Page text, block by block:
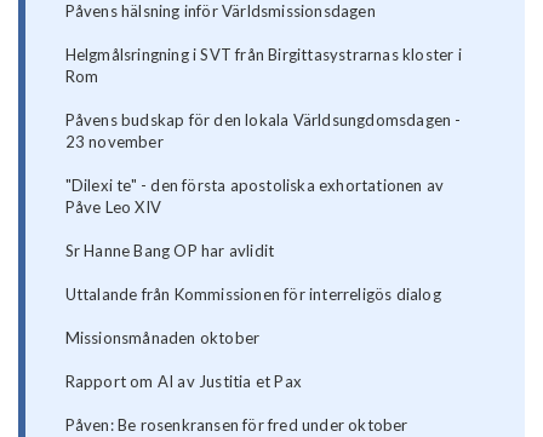
Påvens hälsning inför Världsmissionsdagen
Helgmålsringning i SVT från Birgittasystrarnas kloster i
Rom
Påvens budskap för den lokala Världsungdomsdagen -
23 november
"Dilexi te" - den första apostoliska exhortationen av
Påve Leo XIV
Sr Hanne Bang OP har avlidit
Uttalande från Kommissionen för interreligös dialog
Missionsmånaden oktober
Rapport om AI av Justitia et Pax
Påven: Be rosenkransen för fred under oktober